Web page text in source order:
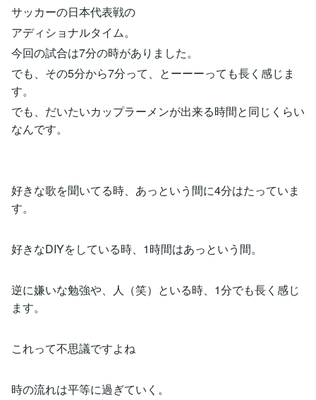
サッカーの日本代表戦の
アディショナルタイム。
今回の試合は7分の時がありました。
でも、その5分から7分って、とーーーっても長く感じま
す。
でも、だいたいカップラーメンが出来る時間と同じくらい
なんです。
好きな歌を聞いてる時、あっという間に4分はたっていま
す。
好きなDIYをしている時、1時間はあっという間。
逆に嫌いな勉強や、人（笑）といる時、1分でも長く感じ
ます。
これって不思議ですよね
時の流れは平等に過ぎていく。